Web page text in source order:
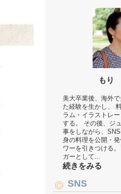
もり
美大卒業後、海外
た経験を生かし、
ラム・イラストレ
する。 その後、ジ
事をしながら、
身の料理を公開・
ワーを引きつける
ガーとして...
続きをみる
SNS